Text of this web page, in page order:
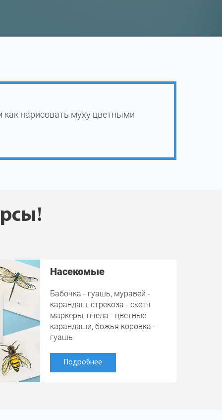
нарисовать муху цветными
Насекомые
Бабочка - гуашь, муравей -
карандаш, стрекоза - скетч
маркеры, пчела - цветные
карандаши, божья коровка -
гуашь
Подробнее